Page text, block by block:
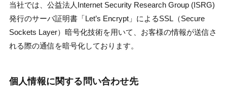
当社では、公益法人Internet Security Research Group (ISRG)
発行のサーバ証明書「Let’s Encrypt」によるSSL（Secure
Sockets Layer）暗号化技術を用いて、お客様の情報が送信さ
れる際の通信を暗号化しております。
個人情報に関する問い合わせ先